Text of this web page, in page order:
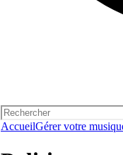
AccueilGérer votre